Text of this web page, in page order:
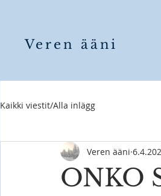
Veren ääni
Kaikki viestit/Alla inlägg
ONKO
Veren ääni